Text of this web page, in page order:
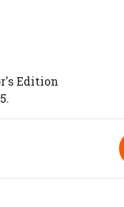
Edition